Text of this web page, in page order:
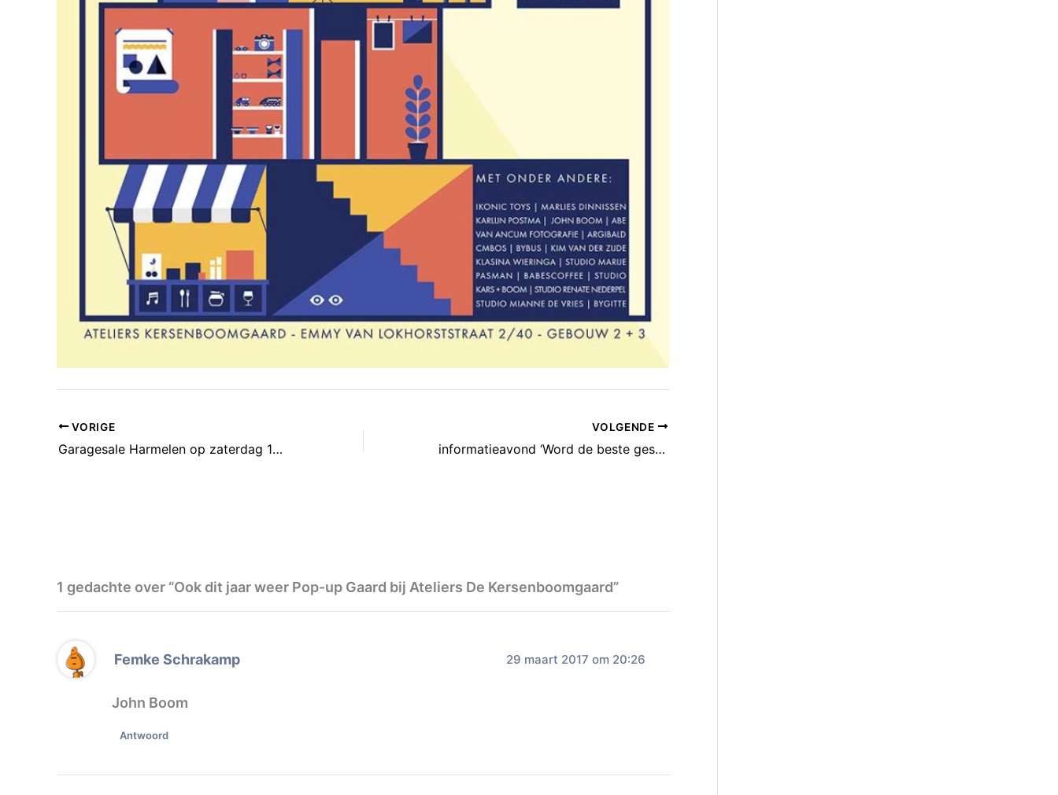
VORIGE
Garagesale Harmelen op zaterdag 15 april
VOLGENDE
informatieavond ‘Word de beste gescheiden ouder’ voor gescheiden ouders
1 gedachte over “Ook dit jaar weer Pop-up Gaard bij Ateliers De Kersenboomgaard”
Femke Schrakamp 29 maart 2017 om 20:26
John Boom
Antwoord